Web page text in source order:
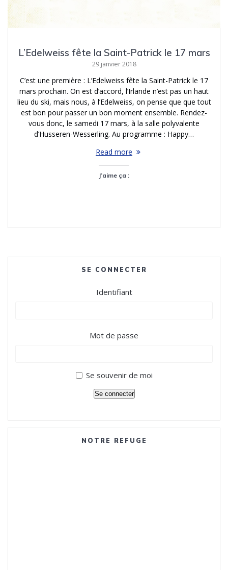
L’Edelweiss fête la Saint-Patrick le 17 mars
29 janvier 2018
C’est une première : L’Edelweiss fête la Saint-Patrick le 17
mars prochain. On est d’accord, l’Irlande n’est pas un haut
lieu du ski, mais nous, à l’Edelweiss, on pense que que tout
est bon pour passer un bon moment ensemble. Rendez-
vous donc, le samedi 17 mars, à la salle polyvalente
d’Husseren-Wesserling. Au programme : Happy…
Read more
J’aime ça :
SE CONNECTER
Identifiant
Mot de passe
Se souvenir de moi
Se connecter
NOTRE REFUGE